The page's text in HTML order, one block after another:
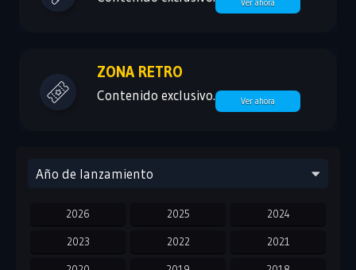
Ver ahora
ZONA RETRO
Contenido exclusivo. Ver ahora
Año de lanzamiento
2026 2025 2024
2023 2022 2021